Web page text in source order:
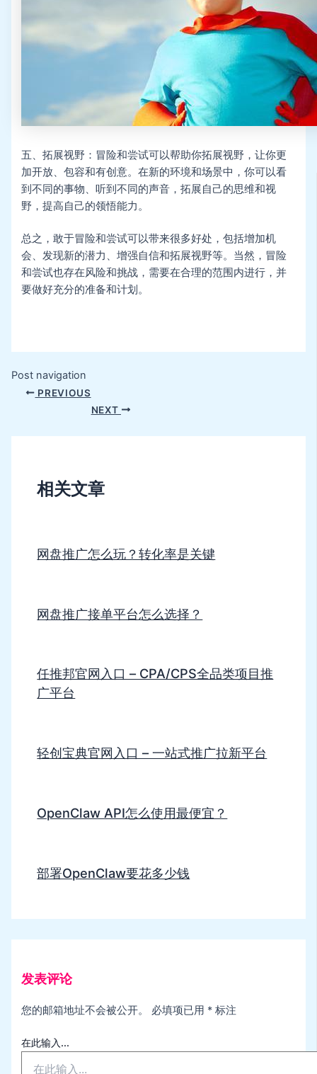
五、拓展视野：冒险和尝试可以帮助你拓展视野，让你更
加开放、包容和有创意。在新的环境和场景中，你可以看
到不同的事物、听到不同的声音，拓展自己的思维和视
野，提高自己的领悟能力。
总之，敢于冒险和尝试可以带来很多好处，包括增加机
会、发现新的潜力、增强自信和拓展视野等。当然，冒险
和尝试也存在风险和挑战，需要在合理的范围内进行，并
要做好充分的准备和计划。
Post navigation
PREVIOUS
NEXT
相关文章
网盘推广怎么玩？转化率是关键
网盘推广接单平台怎么选择？
任推邦官网入口 – CPA/CPS全品类项目推
广平台
轻创宝典官网入口 – 一站式推广拉新平台
OpenClaw API怎么使用最便宜？
部署OpenClaw要花多少钱
发表评论
您的邮箱地址不会被公开。 必填项已用 * 标注
在此输入...